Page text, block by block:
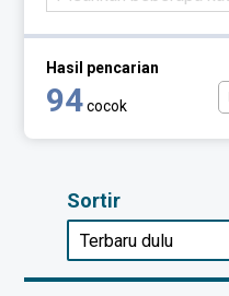
Hasil pencarian
94 cocok
Sortir